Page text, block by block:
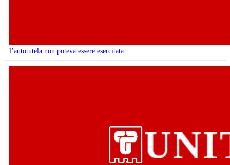
l’autotutela non poteva essere esercitata